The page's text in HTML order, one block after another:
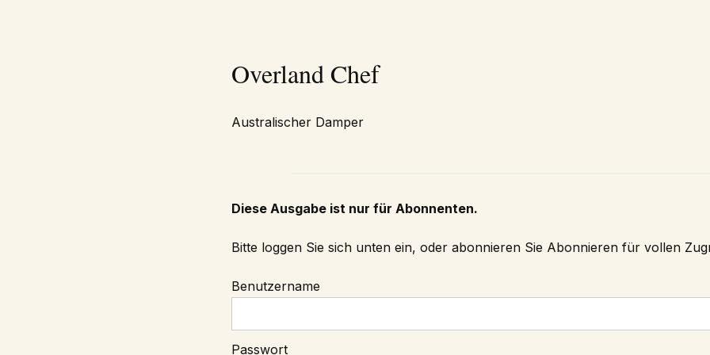
Overland Chef
Australischer Damper
Diese Ausgabe ist nur für Abonnenten.
Bitte loggen Sie sich unten ein, oder abonnieren Sie Abonnieren für vollen
Benutzername
Passwort